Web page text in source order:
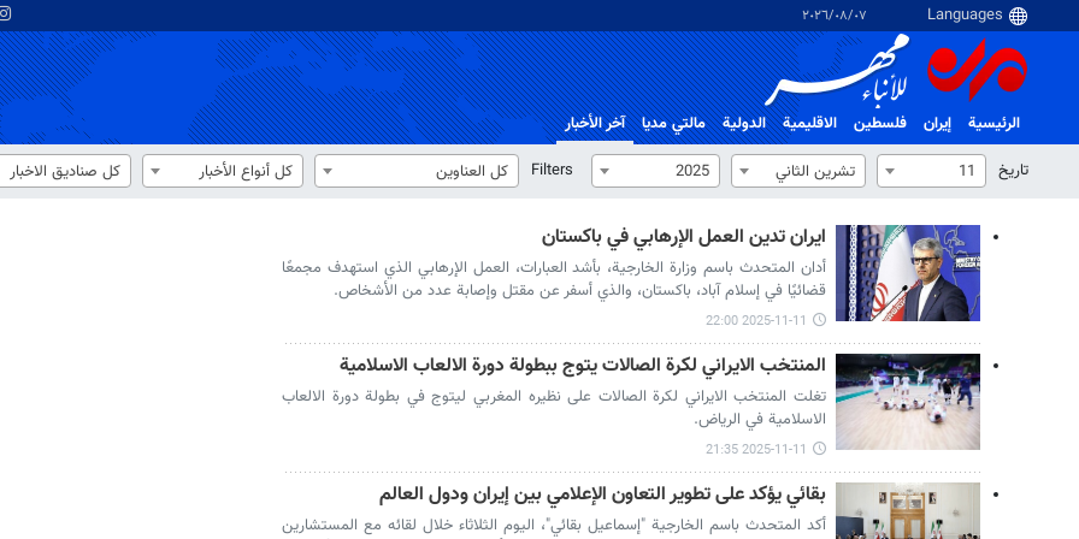
٠٧‏/٠٨‏/٢٠٢٦
الرئيسية إيران فلسطین الاقلیمیة الدولية مالتي مدیا
آخر الأخبار
تاریخ
11 تشرين الثاني 2025
Filters كل العناوين كل أنواع الأخبار كل صناديق الاخبار
ايران تدين العمل الإرهابي في باكستان
أدان المتحدث باسم وزارة الخارجية، بأشد العبارات، العمل الإرهابي الذي استهدف مجمعًا
قضائيًا في إسلام آباد، باكستان، والذي أسفر عن مقتل وإصابة عدد من الأشخاص.
2025-11-11 22:00
المنتخب الايراني لكرة الصالات يتوج ببطولة دورة الالعاب الاسلامية
تغلت المنتخب الايراني لكرة الصالات على نظيره المغربي ليتوج في بطولة دورة الالعاب
الاسلامية في الرياض.
2025-11-11 21:35
بقائي يؤكد على تطوير التعاون الإعلامي بين إيران ودول العالم
أكد المتحدث باسم الخارجية "إسماعيل بقائي"، اليوم الثلاثاء خلال لقائه مع المستشارين